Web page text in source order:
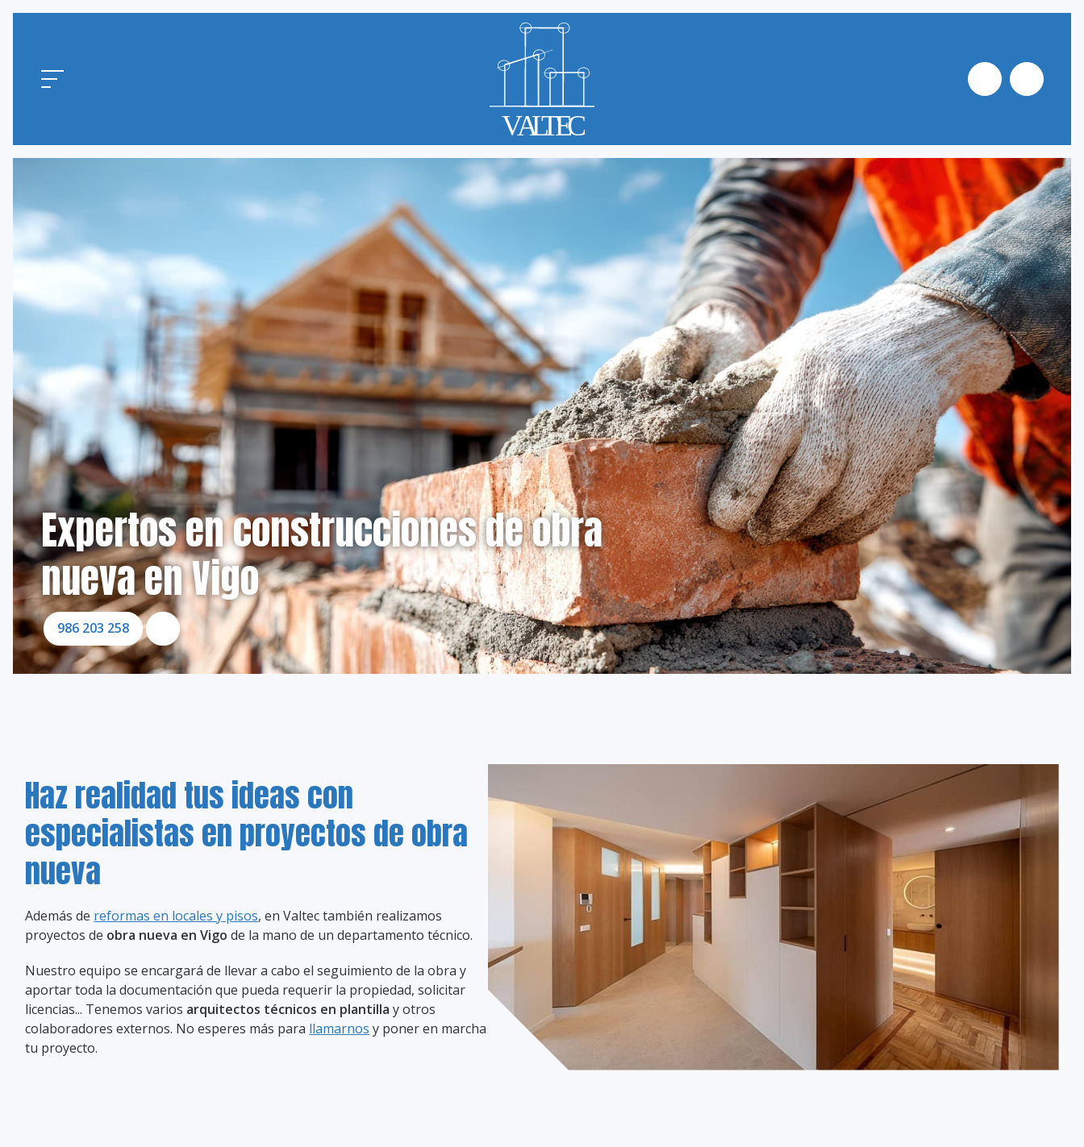
Expertos en construcciones de obra
nueva en Vigo
986 203 258
Haz realidad tus ideas con
especialistas en proyectos de obra
nueva
Además de reformas en locales y pisos, en Valtec también realizamos
proyectos de obra nueva en Vigo de la mano de un departamento técnico.
Nuestro equipo se encargará de llevar a cabo el seguimiento de la obra y
aportar toda la documentación que pueda requerir la propiedad, solicitar
licencias... Tenemos varios arquitectos técnicos en plantilla y otros
colaboradores externos. No esperes más para llamarnos y poner en marcha
tu proyecto.